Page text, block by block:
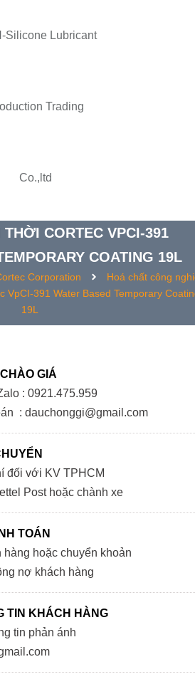
CORTEC VPCI-391
COATING 19L
Corporation
Hoá chất công
VpCI-391 Water Based Temporary
19L
GIÁ
: 0921.475.959
: dauchonggi@gmail.com
đối với KV TPHCM
Post hoặc chành xe
TOÁN
hoặc chuyển khoản
nợ khách hàng
TIN KHÁCH HÀNG
tin phản ánh